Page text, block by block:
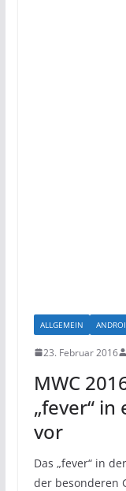
ALLGEMEIN
23. Februar 2016
MWC
„fever“ in
vor
Das „fever“ in
der besonderen